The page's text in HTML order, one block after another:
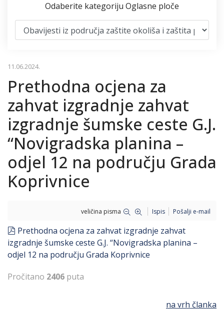
Odaberite kategoriju Oglasne ploče
11.06.2024.
Prethodna ocjena za
zahvat izgradnje zahvat
izgradnje šumske ceste G.J.
“Novigradska planina –
odjel 12 na području Grada
Koprivnice
veličina pisma Ispis Pošalji e-mail
pdf
Prethodna ocjena za zahvat izgradnje zahvat
izgradnje šumske ceste G.J. “Novigradska planina –
odjel 12 na području Grada Koprivnice
Pročitano 2406 puta
na vrh članka